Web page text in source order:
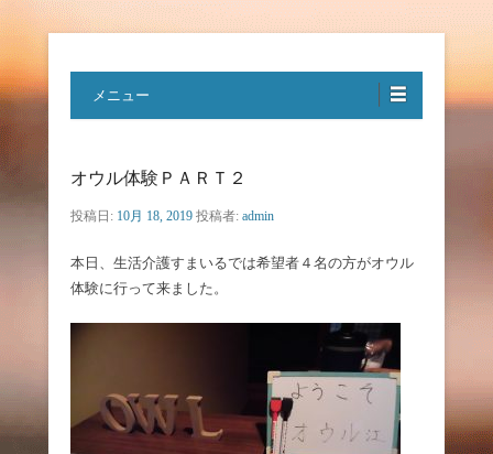
特定非営利活動法人ハートフルボ
イス
メニュー
オウル体験ＰＡＲＴ２
投稿日: 10月 18, 2019 投稿者: admin
本日、生活介護すまいるでは希望者４名の方がオウル
体験に行って来ました。